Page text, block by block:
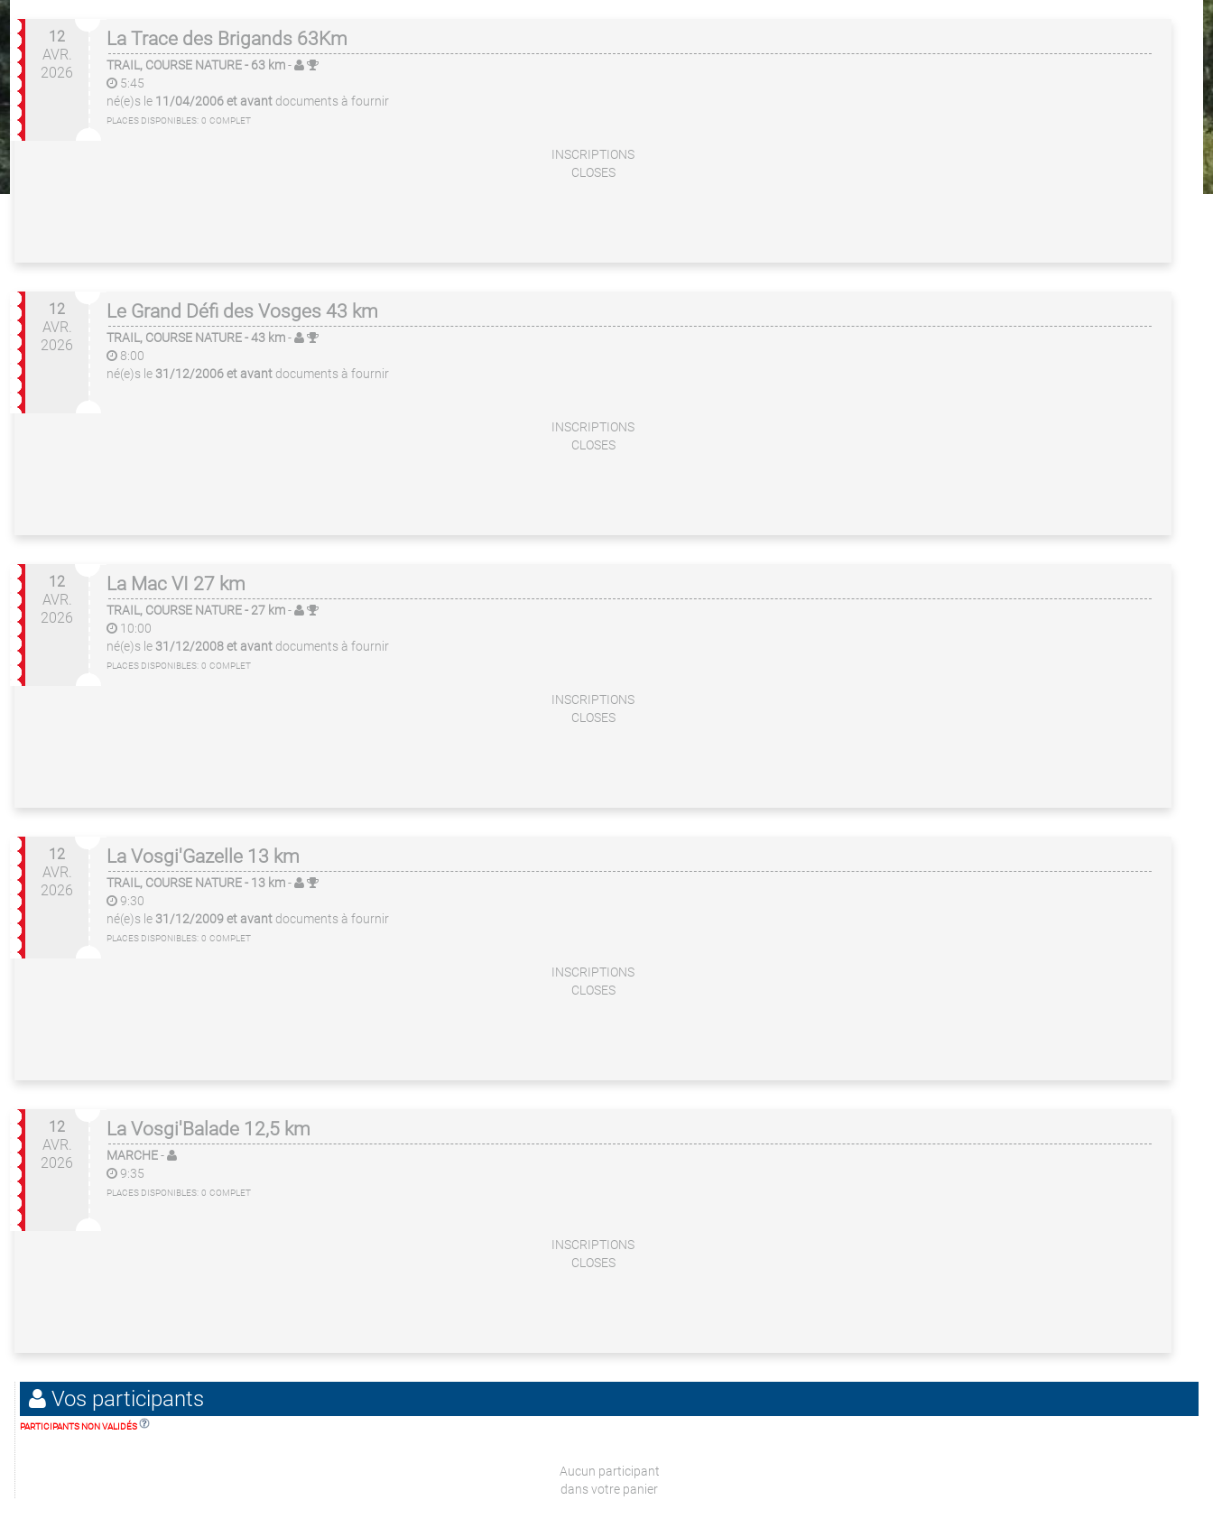
12
AVR.
2026
La Trace des Brigands 63Km
TRAIL, COURSE NATURE- 63 km-
5:45
né(e)s le 11/04/2006 et avant documents à fournir
PLACES DISPONIBLES: 0 COMPLET
INSCRIPTIONS
CLOSES
12
AVR.
2026
Le Grand Défi des Vosges 43 km
TRAIL, COURSE NATURE- 43 km-
8:00
né(e)s le 31/12/2006 et avant documents à fournir
INSCRIPTIONS
CLOSES
12
AVR.
2026
La Mac VI 27 km
TRAIL, COURSE NATURE- 27 km-
10:00
né(e)s le 31/12/2008 et avant documents à fournir
PLACES DISPONIBLES: 0 COMPLET
INSCRIPTIONS
CLOSES
12
AVR.
2026
La Vosgi'Gazelle 13 km
TRAIL, COURSE NATURE- 13 km-
9:30
né(e)s le 31/12/2009 et avant documents à fournir
PLACES DISPONIBLES: 0 COMPLET
INSCRIPTIONS
CLOSES
12
AVR.
2026
La Vosgi'Balade 12,5 km
MARCHE-
9:35
PLACES DISPONIBLES: 0 COMPLET
INSCRIPTIONS
CLOSES
Vos participants
PARTICIPANTS NON VALIDÉS
Aucun participant
dans votre panier